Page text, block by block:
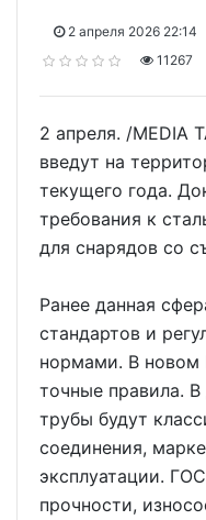
2 апреля 2026 22:14
11267
2 апреля. /MEDIA
введут на
текущего года.
требования к
для снарядов со
Ранее данная
стандартов и
нормами. В новом
точные правила. В
трубы будут
соединения,
эксплуатации.
прочности,